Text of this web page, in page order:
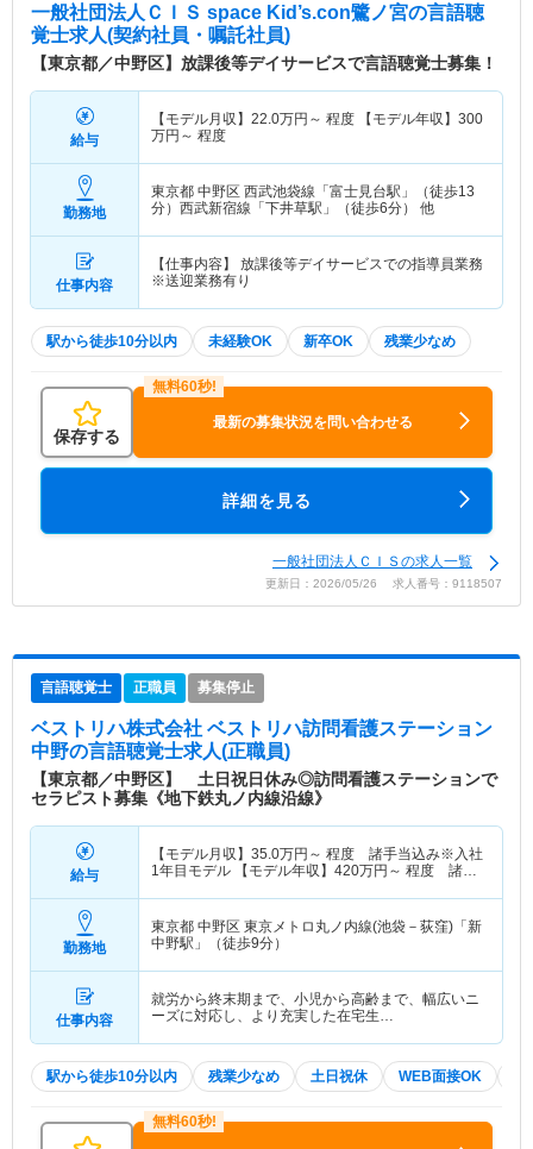
一般社団法人ＣＩＳ space Kid’s.con鷺ノ宮の言語聴
覚士求人(契約社員・嘱託社員)
【東京都／中野区】放課後等デイサービスで言語聴覚士募集！
給与
【モデル月収】 22.0万円～ 程度 【モデル年収】 300
万円～ 程度
勤務地
東京都 中野区 西武池袋線「富士見台駅」（徒歩13
分）西武新宿線「下井草駅」（徒歩6分） 他
仕事内容
【仕事内容】 放課後等デイサービスでの指導員業務
※送迎業務有り
駅から徒歩10分以内 未経験OK 新卒OK 残業少なめ
保存する
最新の募集状況を問い合わせる
詳細を見る
一般社団法人ＣＩＳの求人一覧
更新日：2026/05/26 求人番号：9118507
言語聴覚士 正職員 募集停止
ベストリハ株式会社 ベストリハ訪問看護ステーション
中野の言語聴覚士求人(正職員)
【東京都／中野区】 土日祝日休み◎訪問看護ステーションで
セラピスト募集《地下鉄丸ノ内線沿線》
給与
【モデル月収】 35.0万円～ 程度 諸手当込み※入社
1年目モデル 【モデル年収】 420万円～ 程度 諸手
勤務地
東京都 中野区 東京メトロ丸ノ内線(池袋－荻窪)「新
中野駅」（徒歩9分）
仕事内容
就労から終末期まで、小児から高齢まで、幅広いニ
ーズに対応し、より充実した在宅生…
駅から徒歩10分以内 残業少なめ 土日祝休 WEB面接OK